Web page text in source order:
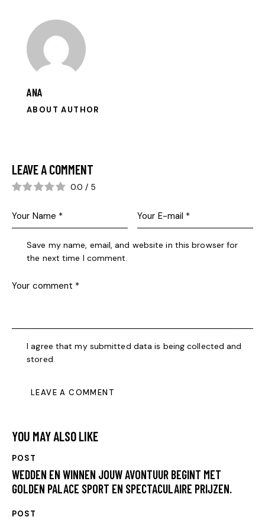
ANA
ABOUT AUTHOR
LEAVE A COMMENT
0.0 / 5
Save my name, email, and website in this browser for
the next time I comment.
I agree that my submitted data is being collected and
stored.
YOU MAY ALSO LIKE
POST
WEDDEN EN WINNEN JOUW AVONTUUR BEGINT MET
GOLDEN PALACE SPORT EN SPECTACULAIRE PRIJZEN.
POST